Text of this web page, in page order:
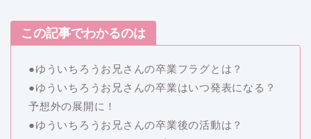
この記事でわかるのは
●ゆういちろうお兄さんの卒業フラグとは？
●ゆういちろうお兄さんの卒業はいつ発表になる？
予想外の展開に！
●ゆういちろうお兄さんの卒業後の活動は？